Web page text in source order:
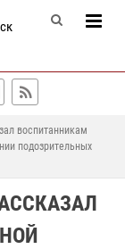
воспитанникам
подозрительных